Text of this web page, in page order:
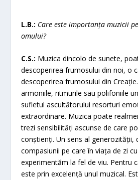
L.B.: Care este importanța muzicii
omului?
C.S.: Muzica dincolo de sunete,
descoperirea frumosului din noi, o
descoperirea frumosului din
armoniile, ritmurile sau polifoniile
sufletul ascultătorului resorturi
extraordinare. Muzica poate
trezi sensibilități ascunse de care
conștienți. Un sens al generozității,
compasiunii pe care în viața de zi
experimentăm la fel de viu. Pentru
este prin excelență unul muzical.